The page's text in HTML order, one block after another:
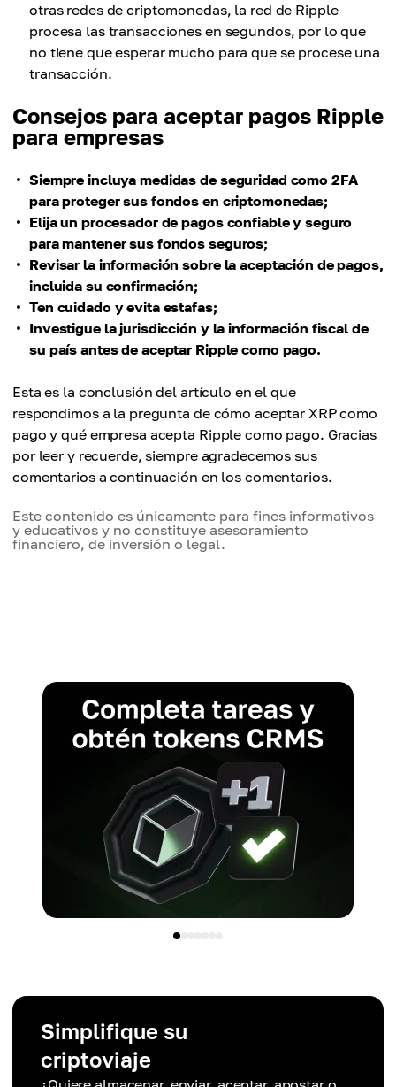
otras redes de criptomonedas, la red de Ripple
procesa las transacciones en segundos, por lo que
no tiene que esperar mucho para que se procese una
transacción.
Consejos para aceptar pagos Ripple
para empresas
Siempre incluya medidas de seguridad como 2FA
para proteger sus fondos en criptomonedas;
Elija un procesador de pagos confiable y seguro
para mantener sus fondos seguros;
Revisar la información sobre la aceptación de pagos,
incluida su confirmación;
Ten cuidado y evita estafas;
Investigue la jurisdicción y la información fiscal de
su país antes de aceptar Ripple como pago.
Esta es la conclusión del artículo en el que
respondimos a la pregunta de cómo aceptar XRP como
pago y qué empresa acepta Ripple como pago. Gracias
por leer y recuerde, siempre agradecemos sus
comentarios a continuación en los comentarios.
Este contenido es únicamente para fines informativos
y educativos y no constituye asesoramiento
financiero, de inversión o legal.
Simplifique su
criptoviaje